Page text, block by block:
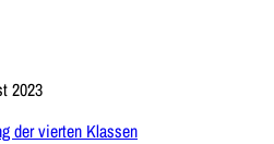
2023
der vierten Klassen